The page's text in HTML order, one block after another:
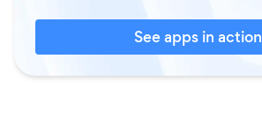
See apps in action